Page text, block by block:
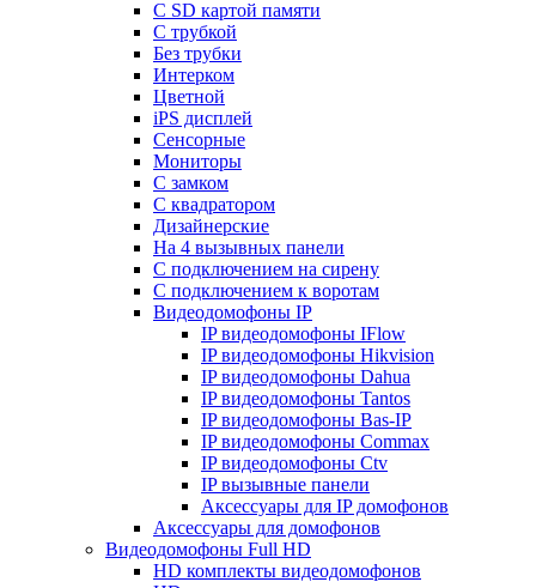
С SD картой памяти
С трубкой
Без трубки
Интерком
Цветной
iPS дисплей
Сенсорные
Мониторы
С замком
C квадратором
Дизайнерские
На 4 вызывных панели
С подключением на сирену
С подключением к воротам
Видеодомофоны IP
IP видеодомофоны IFlow
IP видеодомофоны Hikvision
IP видеодомофоны Dahua
IP видеодомофоны Tantos
IP видеодомофоны Bas-IP
IP видеодомофоны Commax
IP видеодомофоны Ctv
IP вызывные панели
Аксессуары для IP домофонов
Аксессуары для домофонов
Видеодомофоны Full HD
HD комплекты видеодомофонов